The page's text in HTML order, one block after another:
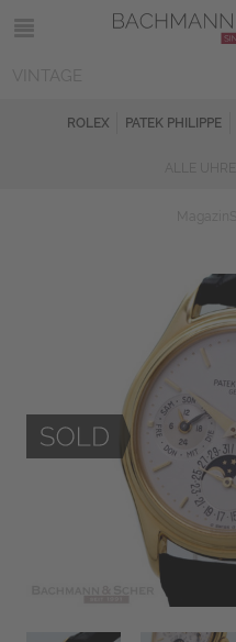
ROLEX PATEK PHILIPPE